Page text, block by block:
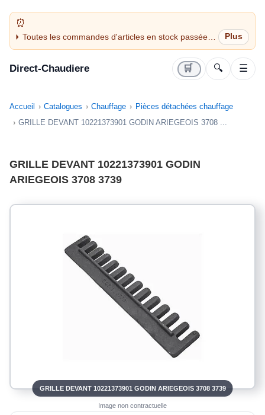
Toutes les commandes d'articles en stock passées
avant 14H sont expédiées le jour même (jours
Direct-Chaudiere 🛒 🔍 ☰
Accueil Catalogues Chauffage
Pièces détachées chauffage
GRILLE DEVANT 10221373901 GODIN ARIEGEOIS 3708 ...
GRILLE DEVANT 10221373901 GODIN
ARIEGEOIS 3708 3739
GRILLE DEVANT 10221373901 GODIN ARIEGEOIS 3708 3739
Image non contractuelle